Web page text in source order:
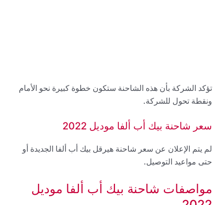
تؤكد الشركة بأن هذه الشاحنة ستكون خطوة كبيرة نحو الأمام
ونقطة تحول للشركة.
سعر شاحنة بيك أب ألفا موديل 2022
لم يتم الإعلان عن سعر شاحنة هيرقل بيك أب ألفا الجديدة أو
حتى مواعيد التوصيل.
مواصفات شاحنة بيك أب ألفا موديل